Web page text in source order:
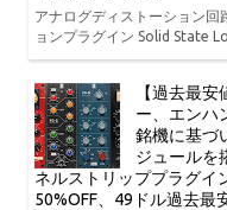
アナログディストーション回
ョンプラグイン Solid State
【過去最
ー、エンハ
銘機に基づ
ジュールを
ネルストリッププラグイ
50%OFF、49ドル過去最